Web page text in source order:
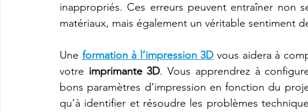
inappropriés. Ces erreurs peuvent entraîner non
matériaux, mais également un véritable sentiment
Une formation à l’impression 3D vous aidera à
votre imprimante 3D. Vous apprendrez à
bons paramètres d’impression en fonction du
qu’à identifier et résoudre les problèmes